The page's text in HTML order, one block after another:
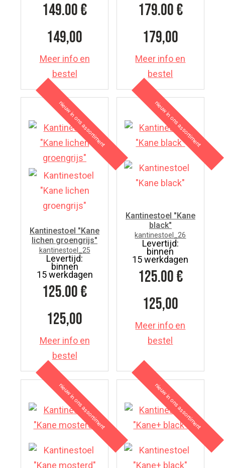
149.00€
149,00
Meer info en
bestel
179.00€
179,00
Meer info en
bestel
nieuw in ons assortiment
7
Kantinestoel "Kane
lichen groengrijs"
kantinestoel_25
Levertijd:
binnen
15 werkdagen
125.00€
125,00
Meer info en
bestel
nieuw in ons assortiment
7
Kantinestoel "Kane
black"
kantinestoel_26
Levertijd:
binnen
15 werkdagen
125.00€
125,00
Meer info en
bestel
nieuw in ons assortiment
7 nieuw in ons assortiment
7